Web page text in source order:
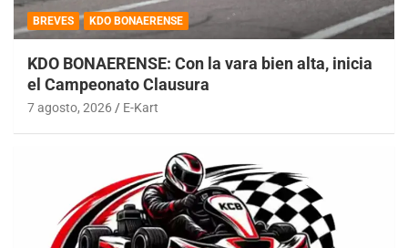
BREVES KDO BONAERENSE
KDO BONAERENSE: Con la vara bien alta, inicia
el Campeonato Clausura
7 agosto, 2026 E-Kart